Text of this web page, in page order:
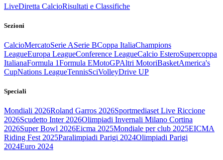
LiveDiretta CalcioRisultati e Classifiche
Sezioni
CalcioMercatoSerie ASerie BCoppa ItaliaChampions
LeagueEuropa LeagueConference LeagueCalcio EsteroSupercoppa
ItalianaFormula 1Formula EMotoGPAltri MotoriBasketAmerica's
CupNations LeagueTennisSciVolleyDrive UP
Speciali
Mondiali 2026Roland Garros 2026Sportmediaset Live Riccione
2026Scudetto Inter 2026Olimpiadi Invernali Milano Cortina
2026Super Bowl 2026Eicma 2025Mondiale per club 2025EICMA
Riding Fest 2025Paralimpiadi Parigi 2024Olimpiadi Parigi
2024Euro 2024